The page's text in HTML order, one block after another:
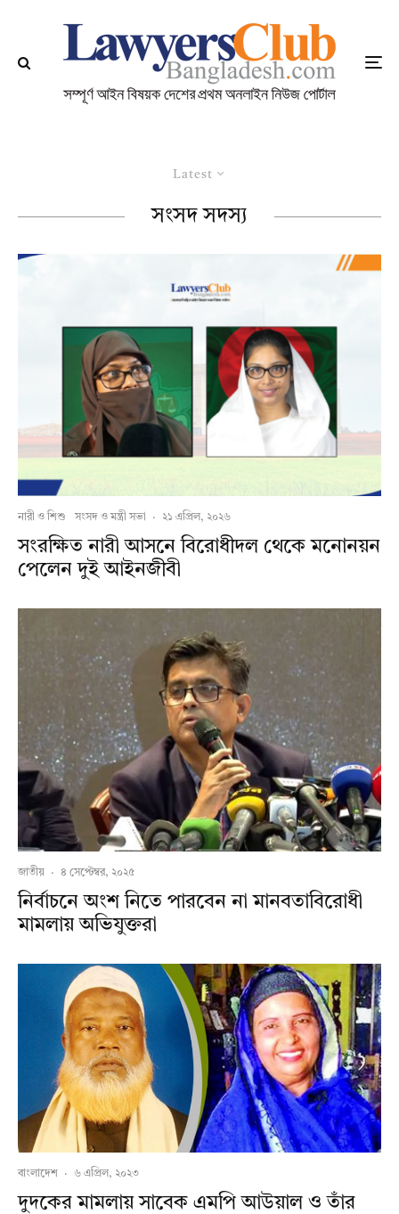
Latest
সংসদ সদস্য
নারী ও শিশু সংসদ ও মন্ত্রী সভা · ২১ এপ্রিল, ২০২৬
সংরক্ষিত নারী আসনে বিরোধীদল থেকে মনোনয়ন
পেলেন দুই আইনজীবী
জাতীয় · ৪ সেপ্টেম্বর, ২০২৫
নির্বাচনে অংশ নিতে পারবেন না মানবতাবিরোধী
মামলায় অভিযুক্তরা
বাংলাদেশ · ৬ এপ্রিল, ২০২৩
দুদকের মামলায় সাবেক এমপি আউয়াল ও তাঁর